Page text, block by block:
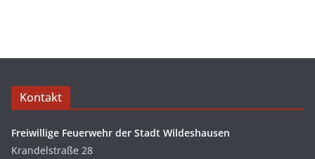
Kontakt
Freiwillige Feuerwehr der Stadt Wildeshausen
Krandelstraße 28